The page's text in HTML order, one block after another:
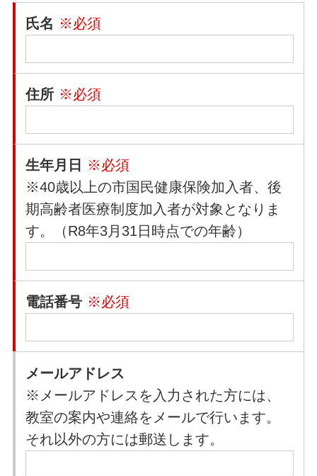
氏名 ※必須
住所 ※必須
生年月日
※必須
※40歳以上の市国民健康保険加入者、後
期高齢者医療制度加入者が対象となりま
す。（R8年3月31日時点での年齢）
電話番号 ※必須
メールアドレス
※メールアドレスを入力された方には、
教室の案内や連絡をメールで行います。
それ以外の方には郵送します。